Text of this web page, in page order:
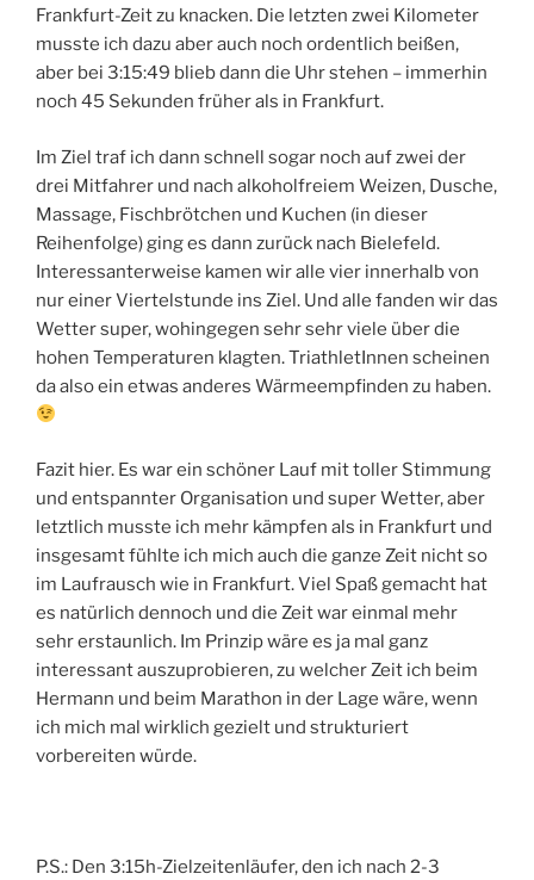
Frankfurt-Zeit zu knacken. Die letzten zwei Kilometer
musste ich dazu aber auch noch ordentlich beißen,
aber bei 3:15:49 blieb dann die Uhr stehen – immerhin
noch 45 Sekunden früher als in Frankfurt.
Im Ziel traf ich dann schnell sogar noch auf zwei der
drei Mitfahrer und nach alkoholfreiem Weizen, Dusche,
Massage, Fischbrötchen und Kuchen (in dieser
Reihenfolge) ging es dann zurück nach Bielefeld.
Interessanterweise kamen wir alle vier innerhalb von
nur einer Viertelstunde ins Ziel. Und alle fanden wir das
Wetter super, wohingegen sehr sehr viele über die
hohen Temperaturen klagten. TriathletInnen scheinen
da also ein etwas anderes Wärmeempfinden zu haben.
Fazit hier. Es war ein schöner Lauf mit toller Stimmung
und entspannter Organisation und super Wetter, aber
letztlich musste ich mehr kämpfen als in Frankfurt und
insgesamt fühlte ich mich auch die ganze Zeit nicht so
im Laufrausch wie in Frankfurt. Viel Spaß gemacht hat
es natürlich dennoch und die Zeit war einmal mehr
sehr erstaunlich. Im Prinzip wäre es ja mal ganz
interessant auszuprobieren, zu welcher Zeit ich beim
Hermann und beim Marathon in der Lage wäre, wenn
ich mich mal wirklich gezielt und strukturiert
vorbereiten würde.
P.S.: Den 3:15h-Zielzeitenläufer, den ich nach 2-3